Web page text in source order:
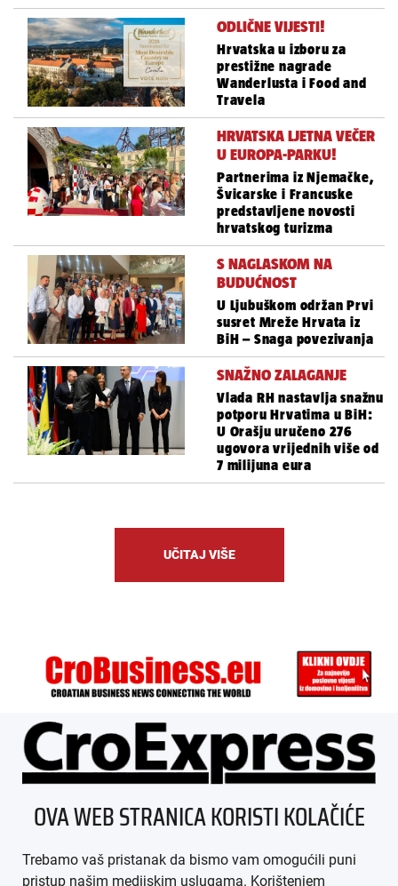
ODLIČNE VIJESTI!
Hrvatska u izboru za
prestižne nagrade
Wanderlusta i Food and
Travela
HRVATSKA LJETNA VEČER
U EUROPA-PARKU!
Partnerima iz Njemačke,
Švicarske i Francuske
predstavljene novosti
hrvatskog turizma
S NAGLASKOM NA
BUDUĆNOST
U Ljubuškom održan Prvi
susret Mreže Hrvata iz
BiH – Snaga povezivanja
SNAŽNO ZALAGANJE
Vlada RH nastavlja snažnu
potporu Hrvatima u BiH:
U Orašju uručeno 276
ugovora vrijednih više od
7 milijuna eura
UČITAJ VIŠE
ÜBER UNS
IMPRESSUM
AGB
OVA WEB STRANICA KORISTI KOLAČIĆE
Trebamo vaš pristanak da bismo vam omogućili puni
pristup našim medijskim uslugama. Korištenjem